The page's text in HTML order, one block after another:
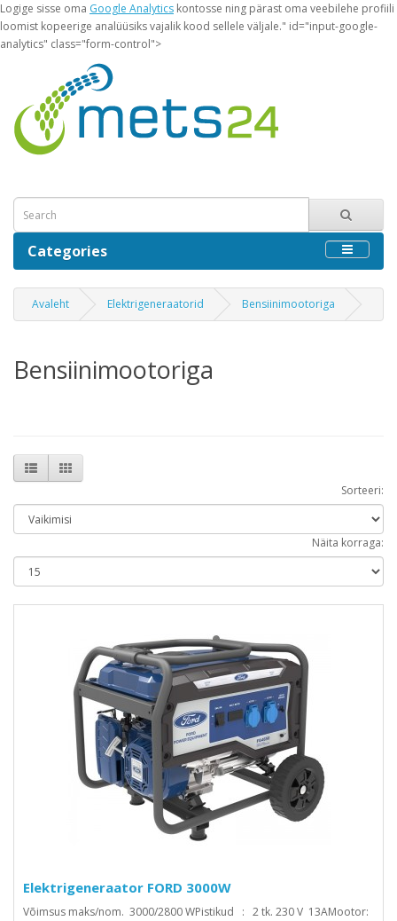
Logige sisse oma Google Analytics kontosse ning pärast oma veebilehe profiili
loomist kopeerige analüüsiks vajalik kood sellele väljale." id="input-google-
analytics" class="form-control">
Categories
Avaleht Elektrigeneraatorid Bensiinimootoriga
Bensiinimootoriga
Sorteeri:
Näita korraga:
Elektrigeneraator FORD 3000W
Võimsus maks/nom. 3000/2800 WPistikud : 2 tk. 230 V 13AMootor: